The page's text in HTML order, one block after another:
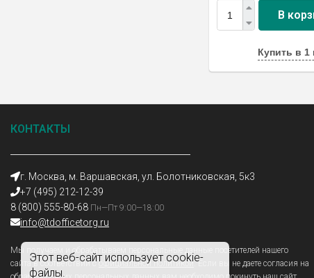
Этот веб-сайт использует cookie-
файлы.
В
Купить в 1
КОНТАКТЫ
г. Москва, м. Варшавская, ул. Болотниковская, 5к3
+7 (495) 212-12-39
8 (800) 555-80-68 Пн—Пт 9:00—18:00
info@tdofficetorg.ru
Мы получаем и обрабатываем персональные данные посетителей нашего
сайта в соответствии с официальной политикой. Если вы не даете согласия на